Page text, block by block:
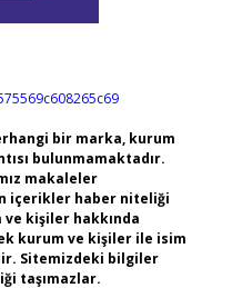
bir marka, kurum
bulunmamaktadır.
makaleler
içerikler haber niteliği
kişiler hakkında
kurum ve kişiler ile isim
Sitemizdeki bilgiler
taşımazlar.